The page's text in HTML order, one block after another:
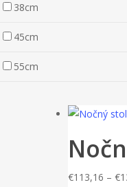
38cm
45cm
55cm
€113,16 – €